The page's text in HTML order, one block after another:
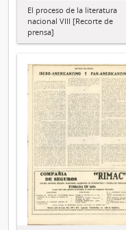
El proceso de la literatura
nacional VIII [Recorte de
prensa]